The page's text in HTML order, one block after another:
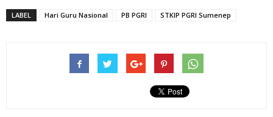
LABEL Hari Guru Nasional PB PGRI STKIP PGRI Sumenep